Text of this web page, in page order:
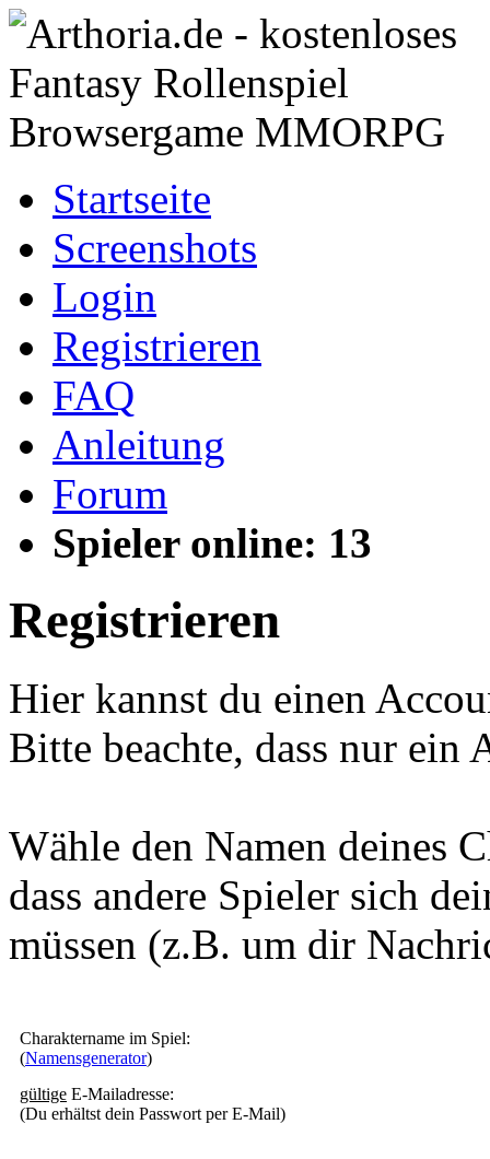
Startseite
Screenshots
Login
Registrieren
FAQ
Anleitung
Forum
Spieler online: 13
Registrieren
Hier kannst du einen
Bitte beachte, dass nur ein
Wähle den Namen deines
dass andere Spieler sich
müssen (z.B. um dir
Charaktername im Spiel:
(Namensgenerator)
gültige E-Mailadresse:
(Du erhältst dein Passwort per E-Mail)